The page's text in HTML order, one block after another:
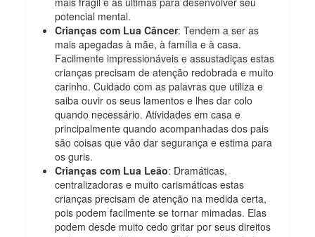
potencial mental.
Crianças com Lua Câncer: Tendem a ser as
mais apegadas à mãe, à família e à casa.
Facilmente impressionáveis e assustadiças estas
crianças precisam de atenção redobrada e muito
carinho. Cuidado com as palavras que utiliza e
saiba ouvir os seus lamentos e lhes dar colo
quando necessário. Atividades em casa e
principalmente quando acompanhadas dos pais
são coisas que vão dar segurança e estima para
os guris.
Crianças com Lua Leão: Dramáticas,
centralizadoras e muito carismáticas estas
crianças precisam de atenção na medida certa,
pois podem facilmente se tornar mimadas. Elas
podem desde muito cedo gritar por seus direitos